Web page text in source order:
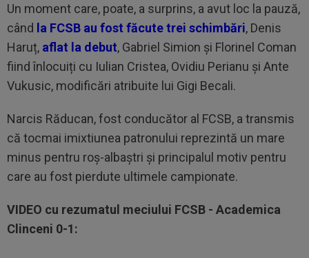
Un moment care, poate, a surprins, a avut loc la pauză,
când la FCSB au fost făcute trei schimbări, Denis
Haruț, aflat la debut, Gabriel Simion și Florinel Coman
fiind înlocuiți cu Iulian Cristea, Ovidiu Perianu și Ante
Vukusic, modificări atribuite lui Gigi Becali.
Narcis Răducan, fost conducător al FCSB, a transmis
că tocmai imixtiunea patronului reprezintă un mare
minus pentru roș-albaștri și principalul motiv pentru
care au fost pierdute ultimele campionate.
VIDEO cu rezumatul meciului FCSB - Academica
Clinceni 0-1: